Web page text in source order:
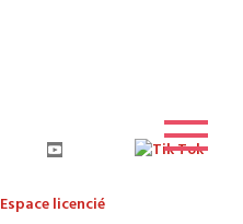
Espace licencié